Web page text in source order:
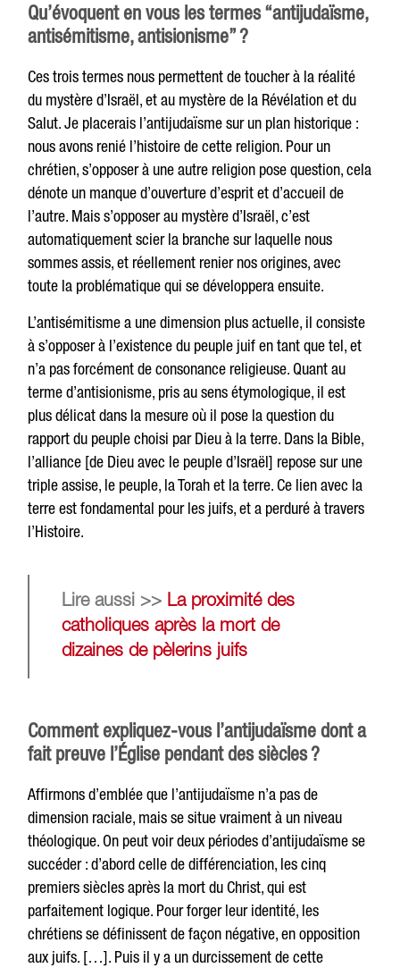
Qu’évoquent en vous les termes “antijudaïsme,
antisémitisme, antisionisme” ?
Ces trois termes nous permettent de toucher à la réalité
du mystère d’Israël, et au mystère de la Révélation et du
Salut. Je placerais l’antijudaïsme sur un plan historique :
nous avons renié l’histoire de cette religion. Pour un
chrétien, s’opposer à une autre religion pose question, cela
dénote un manque d’ouverture d’esprit et d’accueil de
l’autre. Mais s’opposer au mystère d’Israël, c’est
automatiquement scier la branche sur laquelle nous
sommes assis, et réellement renier nos origines, avec
toute la problématique qui se développera ensuite.
L’antisémitisme a une dimension plus actuelle, il consiste
à s’opposer à l’existence du peuple juif en tant que tel, et
n’a pas forcément de consonance religieuse. Quant au
terme d’antisionisme, pris au sens étymologique, il est
plus délicat dans la mesure où il pose la question du
rapport du peuple choisi par Dieu à la terre. Dans la Bible,
l’alliance [de Dieu avec le peuple d’Israël] repose sur une
triple assise, le peuple, la Torah et la terre. Ce lien avec la
terre est fondamental pour les juifs, et a perduré à travers
l’Histoire.
Lire aussi >> La proximité des
catholiques après la mort de
dizaines de pèlerins juifs
Comment expliquez-vous l’antijudaïsme dont a
fait preuve l’Église pendant des siècles ?
Affirmons d’emblée que l’antijudaïsme n’a pas de
dimension raciale, mais se situe vraiment à un niveau
théologique. On peut voir deux périodes d’antijudaïsme se
succéder : d’abord celle de différenciation, les cinq
premiers siècles après la mort du Christ, qui est
parfaitement logique. Pour forger leur identité, les
chrétiens se définissent de façon négative, en opposition
aux juifs. […]. Puis il y a un durcissement de cette